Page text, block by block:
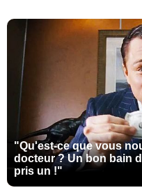
"Qu'est-ce que vous
docteur ? Un bon bain
pris un !"